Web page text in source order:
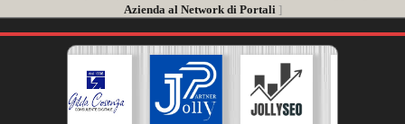
Azienda al Network di Portali]